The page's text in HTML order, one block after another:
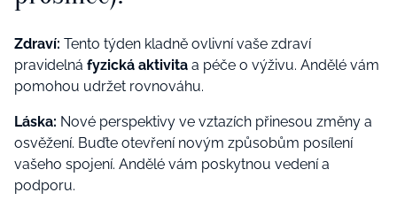
Zdraví: Tento týden kladně ovlivní vaše zdraví
pravidelná fyzická aktivita a péče o výživu. Andělé vám
pomohou udržet rovnováhu.
Láska: Nové perspektivy ve vztazích přinesou změny a
osvěžení. Buďte otevření novým způsobům posílení
vašeho spojení. Andělé vám poskytnou vedení a
podporu.